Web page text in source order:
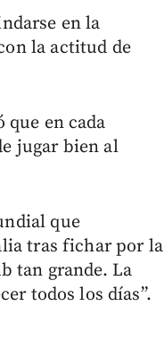
en la
la actitud de
en cada
jugar bien al
que
tras fichar por la
tan grande. La
todos los días”.